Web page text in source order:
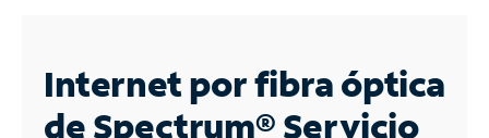
Business
Internet por fibra óptica
de Spectrum®Servicio